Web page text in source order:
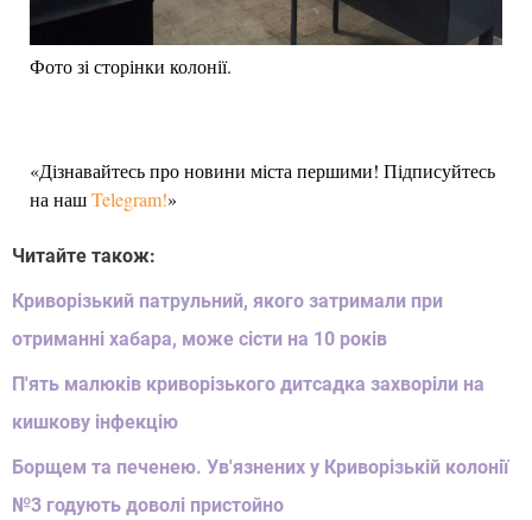
Фото зі сторінки колонії.
«Дізнавайтесь про новини міста першими! Підписуйтесь
на нашTelegram!»
Читайте також:
Криворізький патрульний, якого затримали при
отриманні хабара, може сісти на 10 років
П'ять малюків криворізького дитсадка захворіли на
кишкову інфекцію
Борщем та печенею. Ув'язнених у Криворізькій колонії
№3 годують доволі пристойно